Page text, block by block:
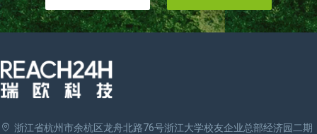
浙江省杭州市余杭区龙舟北路76号浙江大学校友企业总部经济园二期